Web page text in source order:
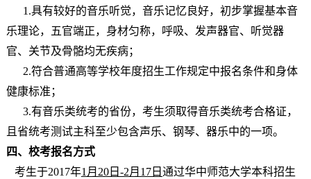
1.具有较好的音乐听觉，音乐记忆良好，初步掌握基本音
乐理论，五官端正，身材匀称，呼吸、发声器官、听觉器
官、关节及骨骼均无疾病；
2.符合普通高等学校年度招生工作规定中报名条件和身体
健康标准；
3.有音乐类统考的省份，考生须取得音乐类统考合格证，
且省统考测试主科至少包含声乐、钢琴、器乐中的一项。
四、 校考报名方式
考生于2017年1 月 20日 -2月 17日 通过华中师范大学本科招生